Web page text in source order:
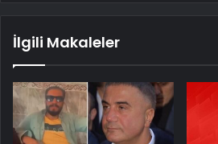
İlgili Makaleler